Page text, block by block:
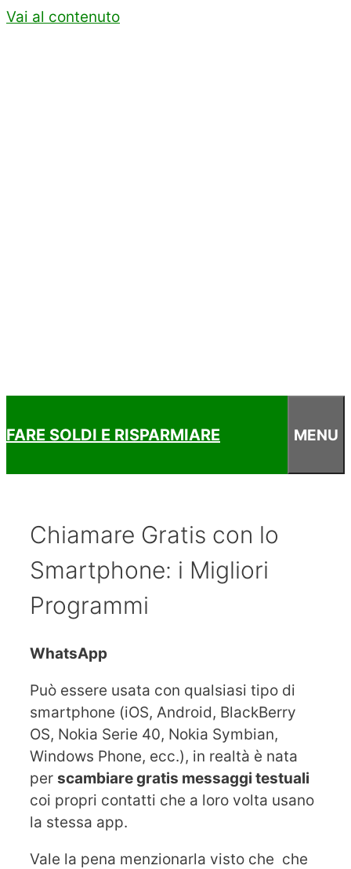
Vai al contenuto
FARE SOLDI E RISPARMIARE MENU
Chiamare Gratis con lo
Smartphone: i Migliori
Programmi
WhatsApp
Può essere usata con qualsiasi tipo di
smartphone (iOS, Android, BlackBerry
OS, Nokia Serie 40, Nokia Symbian,
Windows Phone, ecc.), in realtà è nata
per scambiare gratis messaggi testuali
coi propri contatti che a loro volta usano
la stessa app.
Vale la pena menzionarla visto che che